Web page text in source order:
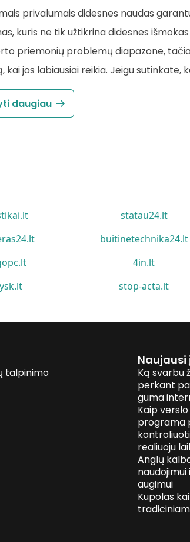
privalumais didesnes naudas
kuris ne tik užtikrina didesnes
priemonių problemų diapazone,
kai jos labiausiai reikia. Jeigu sutinkate,
daugiau
statau24.lt
buitinetechnika24.lt
4in.lt
stop-acta.lt
talpinimo
Naujausi
Ką svarbu
perkant
guma
Kaip
programa
realiuoju
Anglų
augimui
Kupolas